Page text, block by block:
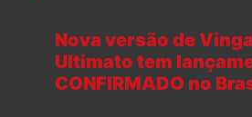
Nova versão de
Ultimato tem
CONFIRMADO no